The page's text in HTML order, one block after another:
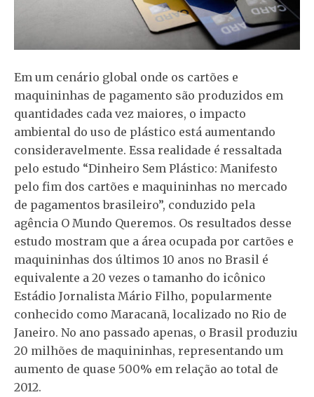
Em um cenário global onde os cartões e
maquininhas de pagamento são produzidos em
quantidades cada vez maiores, o impacto
ambiental do uso de plástico está aumentando
consideravelmente. Essa realidade é ressaltada
pelo estudo “Dinheiro Sem Plástico: Manifesto
pelo fim dos cartões e maquininhas no mercado
de pagamentos brasileiro”, conduzido pela
agência O Mundo Queremos. Os resultados desse
estudo mostram que a área ocupada por cartões e
maquininhas dos últimos 10 anos no Brasil é
equivalente a 20 vezes o tamanho do icônico
Estádio Jornalista Mário Filho, popularmente
conhecido como Maracanã, localizado no Rio de
Janeiro. No ano passado apenas, o Brasil produziu
20 milhões de maquininhas, representando um
aumento de quase 500% em relação ao total de
2012.